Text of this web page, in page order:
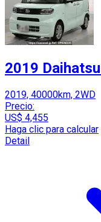
2019
2019, 40000km, 2WD
Precio:
US$ 4,455
Haga clic para calcular
Detail